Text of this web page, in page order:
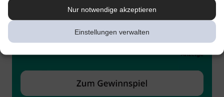
Nur notwendige akzeptieren
Einstellungen verwalten